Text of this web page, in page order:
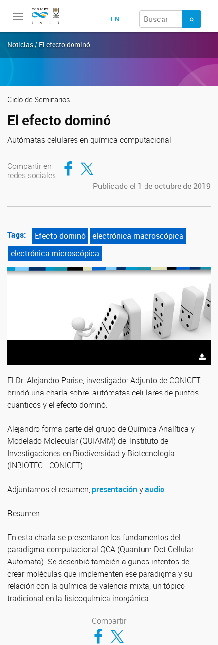
Toggle
EN
Noticias / El efecto dominó
Ciclo de Seminarios
El efecto dominó
Autómatas celulares en química computacional
Compartir en
redes sociales
Compartir en Facebook
Compartir en Twitter
Publicado el 1 de octubre de 2019
Tags: Efecto dominó
electrónica macroscópica
electrónica microscópica
El Dr. Alejandro Parise, investigador Adjunto de CONICET,
brindó una charla sobre autómatas celulares de puntos
cuánticos y el efecto dominó.
Alejandro forma parte del grupo de Química Analítica y
Modelado Molecular (QUIAMM) del Instituto de
Investigaciones en Biodiversidad y Biotecnología
(INBIOTEC - CONICET)
Adjuntamos el resumen, presentaciónyaudio
Resumen
En esta charla se presentaron los fundamentos del
paradigma computacional QCA (Quantum Dot Cellular
Automata). Se describió también algunos intentos de
crear moléculas que implementen ese paradigma y su
relación con la química de valencia mixta, un tópico
tradicional en la fisicoquímica inorgánica.
Compartir
Compartir en Facebook
Compartir en Twitter